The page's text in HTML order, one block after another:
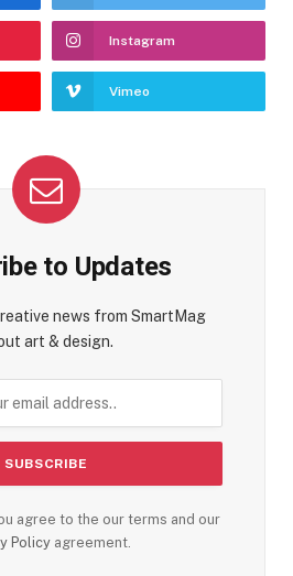
Instagram
Vimeo
to Updates
news from SmartMag
art & design.
agree to the our terms and our
Policy agreement.